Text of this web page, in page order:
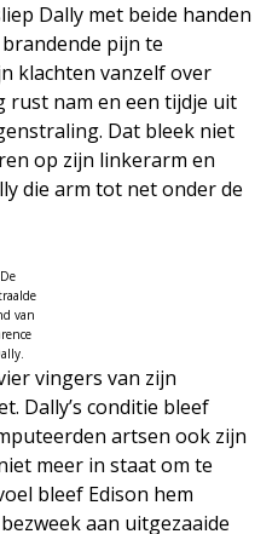
Dally met beide handen
pijn te
klachten vanzelf over
rust nam en een tijdje uit
Dat bleek niet
op zijn linkerarm en
die arm tot net onder de
De
van
vingers van zijn
Dally’s conditie bleef
artsen ook zijn
meer in staat om te
bleef Edison hem
aan uitgezaaide